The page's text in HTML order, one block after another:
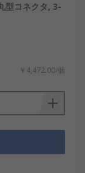
型コネクタ, 3-
￥4,472.00/個